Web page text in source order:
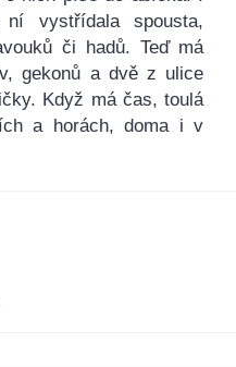
vystřídala spousta,
či hadů. Teď má
gekonů a dvě z ulice
Když má čas, toulá
a horách, doma i v